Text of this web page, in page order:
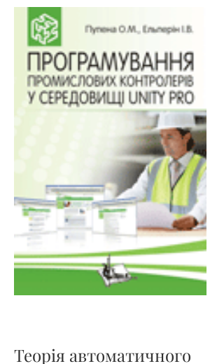
Теорія автоматичного